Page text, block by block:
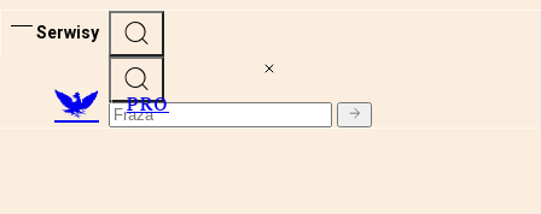
Serwisy
PRO